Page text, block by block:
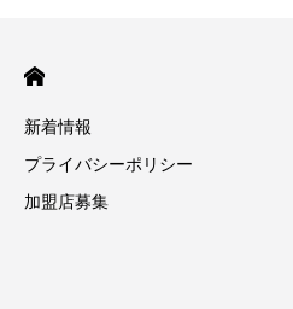
新着情報
プライバシーポリシー
加盟店募集